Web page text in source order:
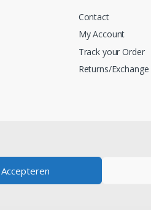
Accepteren
Contact
My Account
Track your Order
Returns/Exchange